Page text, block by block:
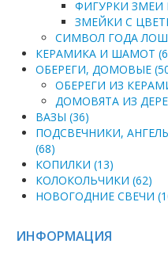
ФИГУРКИ ЗМЕИ
ЗМЕЙКИ С
СИМВОЛ ГОДА
КЕРАМИКА И ШАМОТ
ОБЕРЕГИ, ДОМОВЫЕ
ОБЕРЕГИ ИЗ
ДОМОВЯТА ИЗ
ВАЗЫ (36)
ПОДСВЕЧНИКИ,
(68)
КОПИЛКИ (13)
КОЛОКОЛЬЧИКИ (62)
НОВОГОДНИЕ СВЕЧИ
ИНФОРМАЦИЯ